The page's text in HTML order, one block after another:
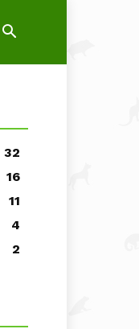
32
16
11
4
2